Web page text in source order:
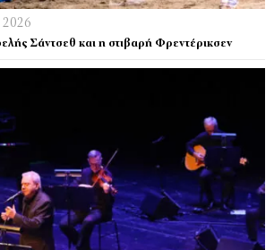
2026
Σάντσεθ και η στιβαρή Φρεντέρικσεν